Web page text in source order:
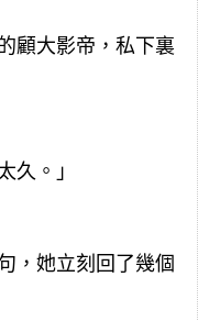
顧大影帝，私下裏
久。」
，她立刻回了幾個